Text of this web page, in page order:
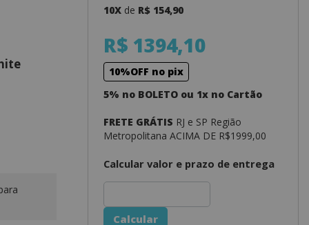
10X de R$ 154,90
R$ 1394,10
10%OFF no pix
5% no BOLETO ou 1x no Cartão
FRETE GRÁTIS RJ e SP Região
Metropolitana ACIMA DE R$1999,00
Calcular valor e prazo de entrega